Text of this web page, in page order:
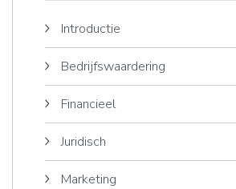
Introductie
Bedrijfswaardering
Financieel
Juridisch
Marketing